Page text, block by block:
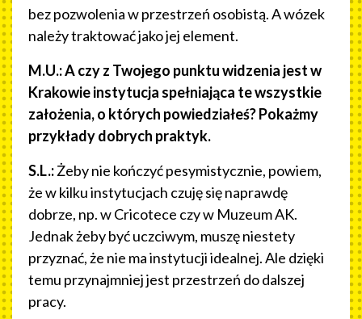
bez pozwolenia w przestrzeń osobistą. A wózek
należy traktować jako jej element.
M.U.: A czy z Twojego punktu widzenia jest w
Krakowie instytucja spełniająca te wszystkie
założenia, o których powiedziałeś? Pokażmy
przykłady dobrych praktyk.
S.L.:Żeby nie kończyć pesymistycznie, powiem,
że w kilku instytucjach czuję się naprawdę
dobrze, np. w Cricotece czy w Muzeum AK.
Jednak żeby być uczciwym, muszę niestety
przyznać, że nie ma instytucji idealnej. Ale dzięki
temu przynajmniej jest przestrzeń do dalszej
pracy.